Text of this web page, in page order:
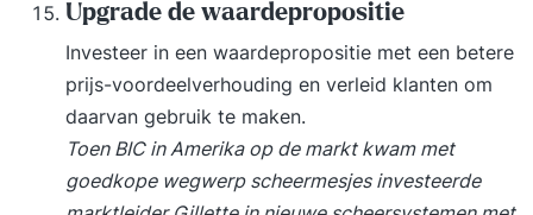
Upgrade de waardepropositie
Investeer in een waardepropositie met een betere
prijs-voordeelverhouding en verleid klanten om
daarvan gebruik te maken.
Toen BIC in Amerika op de markt kwam met
goedkope wegwerp scheermesjes investeerde